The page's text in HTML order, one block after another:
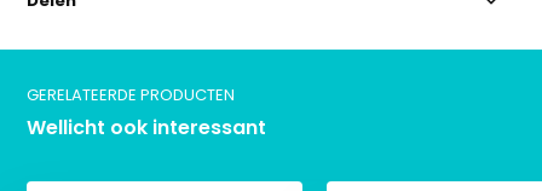
GERELATEERDE PRODUCTEN
Wellicht ook interessant